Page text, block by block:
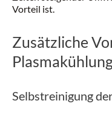
Vorteil ist.
Zusätzliche
Selbstreinigung